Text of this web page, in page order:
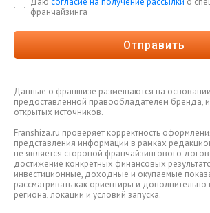
франчайзинга
Отправить
Данные о франшизе размещаются на
предоставленной правообладателем бренда,
открытых источников.
Franshiza.ru проверяет корректность
представления информации в рамках
не является стороной франчайзингового
достижение конкретных финансовых
инвестиционные, доходные и окупаемые
рассматривать как ориентиры и дополнительно
региона, локации и условий запуска.